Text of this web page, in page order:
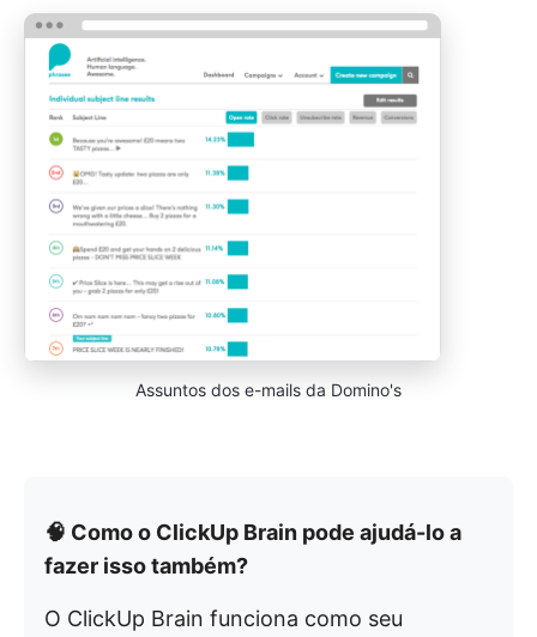
Assuntos dos e-mails da Domino's
🧠 Como o ClickUp Brain pode ajudá-lo a
fazer isso também?
O ClickUp Brain funciona como seu